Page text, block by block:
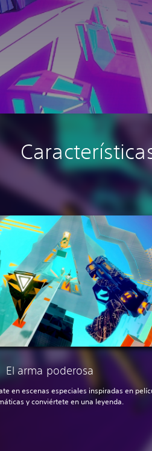
El arma poderosa
en escenas especiales inspiradas en
y conviértete en una leyenda.